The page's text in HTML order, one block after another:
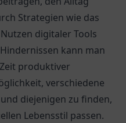
Strategien wie das
digitaler Tools
kann man
produktiver
verschiedene
diejenigen zu finden,
Lebensstil passen.